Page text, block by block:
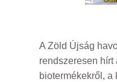
A Zöld Újság
rendszeresen
biotermékekről, a